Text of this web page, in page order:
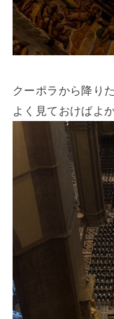
クーポラから降り
よく見ておけばよ